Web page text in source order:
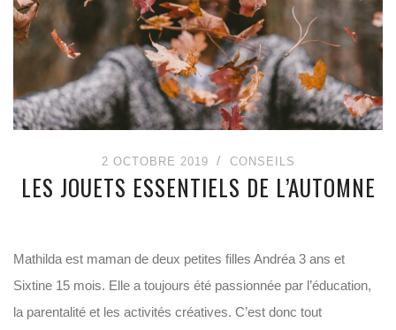
2 OCTOBRE 2019 CONSEILS
LES JOUETS ESSENTIELS DE L’AUTOMNE
Mathilda est maman de deux petites filles Andréa 3 ans et
Sixtine 15 mois. Elle a toujours été passionnée par l’éducation,
la parentalité et les activités créatives. C’est donc tout